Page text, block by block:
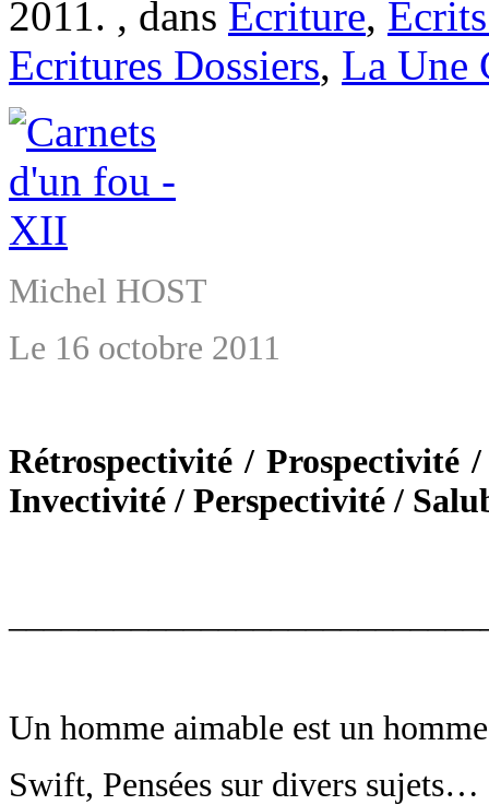
2011. , dans Ecriture,
Ecritures Dossiers, La Une
Michel HOST
Le 16 octobre 2011
Rétrospectivité / Prospectivité
Invectivité / Perspectivité /
Un homme aimable est un
Swift, Pensées sur divers sujets…